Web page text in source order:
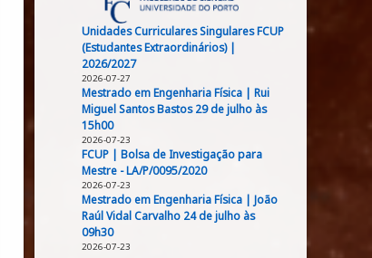
Unidades Curriculares Singulares FCUP
(Estudantes Extraordinários) |
2026/2027
2026-07-27
Mestrado em Engenharia Física | Rui
Miguel Santos Bastos 29 de julho às
15h00
2026-07-23
FCUP | Bolsa de Investigação para
Mestre - LA/P/0095/2020
2026-07-23
Mestrado em Engenharia Física | João
Raúl Vidal Carvalho 24 de julho às
09h30
2026-07-23